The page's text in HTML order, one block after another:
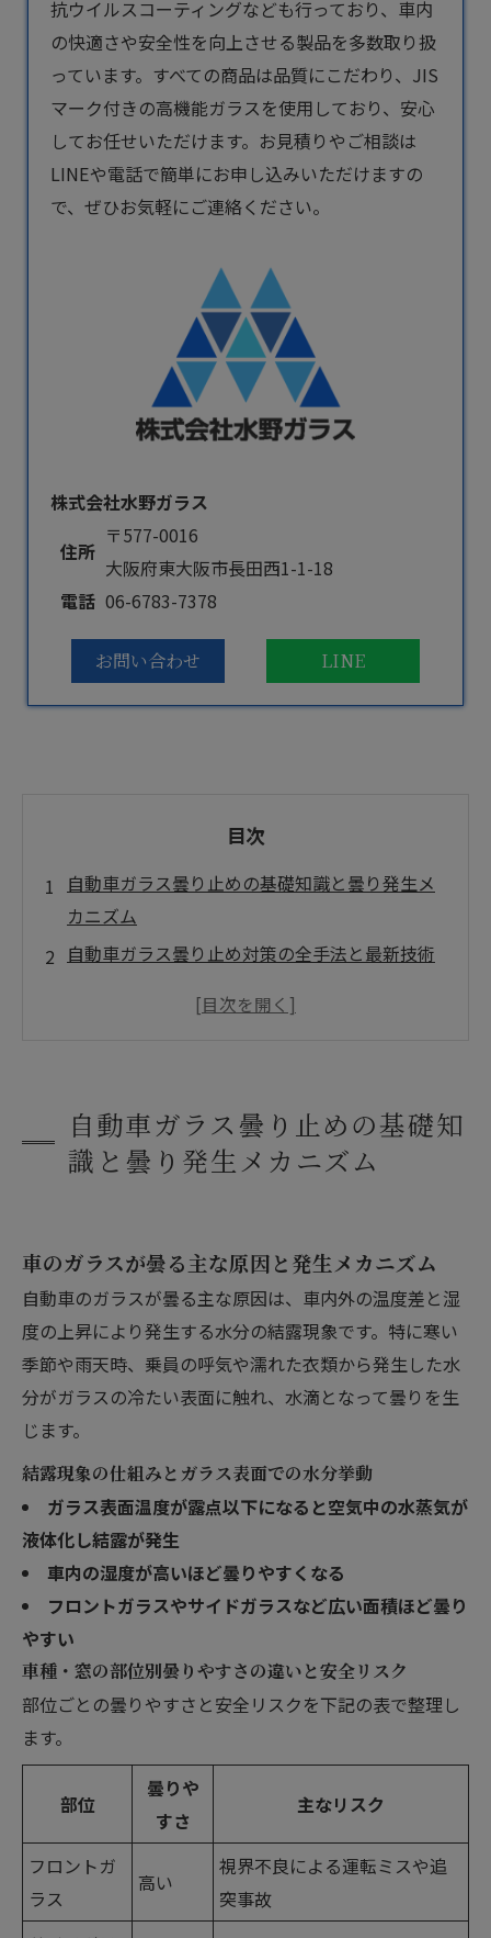
抗ウイルスコーティングなども行っており、車内
の快適さや安全性を向上させる製品を多数取り扱
っています。すべての商品は品質にこだわり、JIS
マーク付きの高機能ガラスを使用しており、安心
してお任せいただけます。お見積りやご相談は
LINEや電話で簡単にお申し込みいただけますの
で、ぜひお気軽にご連絡ください。
株式会社水野ガラス
住所
〒577-0016
大阪府東大阪市長田西1-1-18
電話 06-6783-7378
お問い合わせ LINE
目次
自動車ガラス曇り止めの基礎知識と曇り発生メ
カニズム
自動車ガラス曇り止め対策の全手法と最新技術
おすすめ自動車ガラス曇り止め商品・比較ラン
自動車ガラス曇り止めの最新技術動向と今後の
展望
自動車ガラス曇り止めの基礎知
識と曇り発生メカニズム
車のガラスが曇る主な原因と発生メカニズム
自動車のガラスが曇る主な原因は、車内外の温度差と湿
度の上昇により発生する水分の結露現象です。特に寒い
季節や雨天時、乗員の呼気や濡れた衣類から発生した水
分がガラスの冷たい表面に触れ、水滴となって曇りを生
じます。
結露現象の仕組みとガラス表面での水分挙動
ガラス表面温度が露点以下になると空気中の水蒸気が
液体化し結露が発生
車内の湿度が高いほど曇りやすくなる
フロントガラスやサイドガラスなど広い面積ほど曇り
やすい
車種・窓の部位別曇りやすさの違いと安全リスク
部位ごとの曇りやすさと安全リスクを下記の表で整理し
ます。
部位
曇りや
すさ
主なリスク
フロントガ
ラス
高い
視界不良による運転ミスや追
突事故